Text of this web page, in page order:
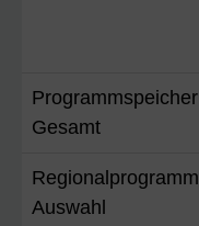
Programmspeicher
Gesamt
Regionalprogramm
Auswahl